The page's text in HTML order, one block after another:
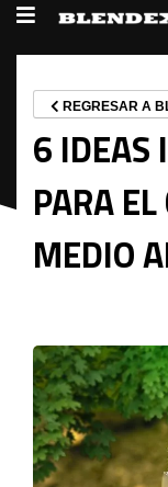
REGRESAR A
6 IDEAS
PARA
MEDIO